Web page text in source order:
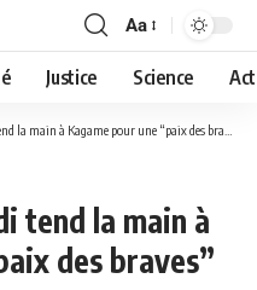
Aa
Justice Science
la main à Kagame pour une “paix des braves”
tend la main à
des braves”